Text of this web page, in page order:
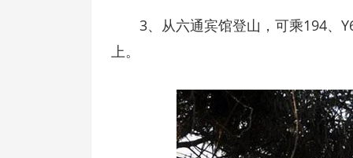
3、从六通宾馆登山，可乘194、
上。